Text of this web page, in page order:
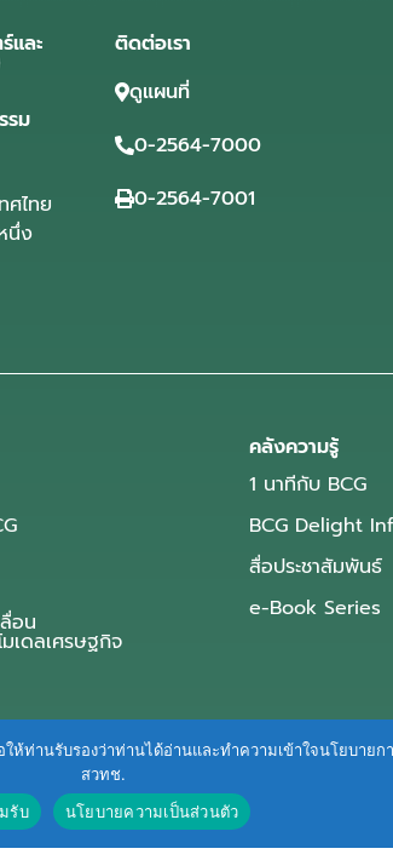
และ
รม
ศไทย
นึ่ง
ติดต่อเรา
ดูแผนที่
0-2564-7000
0-2564-7001
อน
เดลเศรษฐกิจ
คลังความรู้
1 นาทีกับ BCG
BCG Delight
สื่อประชาสัมพันธ์
e-Book Series
ห้ท่านรับรองว่าท่านได้อ่านและทำความเข้าใจนโยบา
สวทช.
รับ
นโยบายความเป็นส่วนตัว